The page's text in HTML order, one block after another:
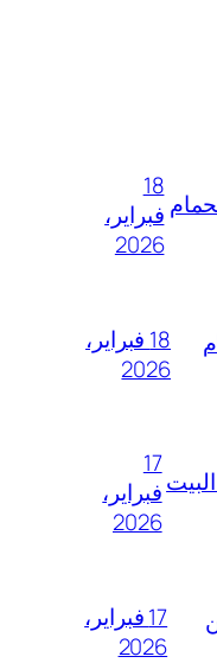
18
فبراير،
2026
18 فبراير،
2026
17
فبراير،
2026
17 فبراير،
2026